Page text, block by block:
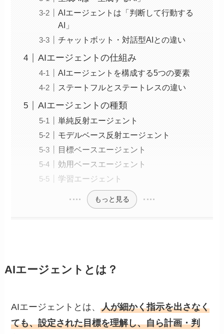
AIエージェントは「判断して行動する
AI」
チャットボット・対話型AIとの違い
AIエージェントの仕組み
AIエージェントを構成する5つの要素
ステートフルとステートレスの違い
AIエージェントの種類
単純反射エージェント
モデルベース反射エージェント
目標ベースエージェント
効用ベースエージェント
学習エージェント
もっと見る
AIエージェントとは？
AIエージェントとは、人が細かく指示を出さなく
ても、設定された目標を理解し、自ら計画・判